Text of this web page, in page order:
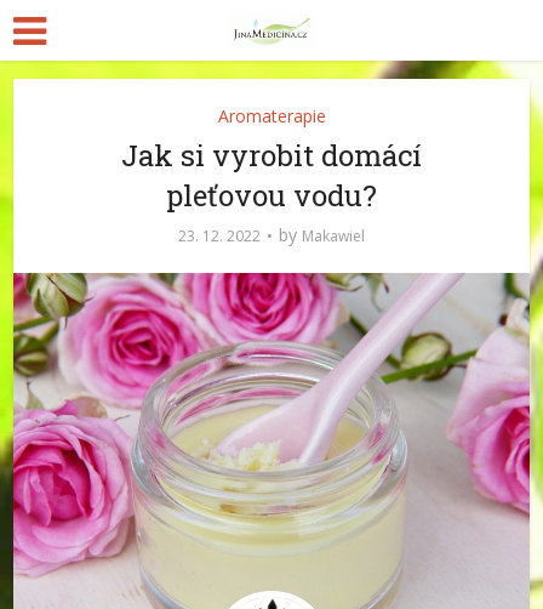
Aromaterapie
Jak si vyrobit domácí
pleťovou vodu?
23. 12. 2022 by Makawiel